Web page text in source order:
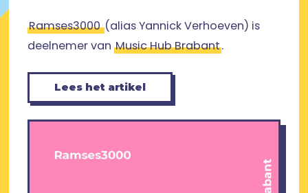
Ramses3000(alias Yannick Verhoeven) is
deelnemer vanMusic Hub Brabant.
Lees het artikel